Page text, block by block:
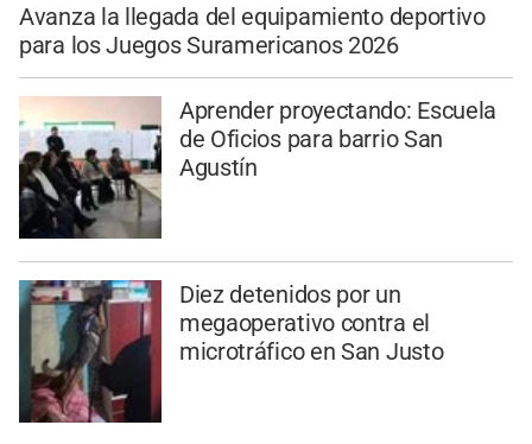
Avanza la llegada del equipamiento deportivo
para los Juegos Suramericanos 2026
Aprender proyectando: Escuela
de Oficios para barrio San
Agustín
Diez detenidos por un
megaoperativo contra el
microtráfico en San Justo